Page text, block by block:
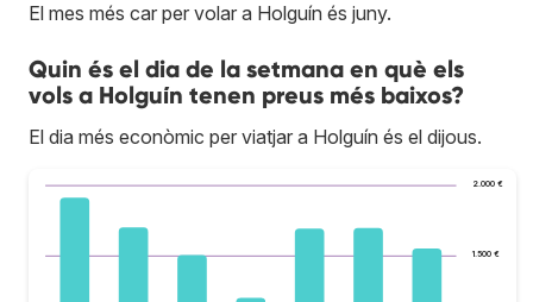
El mes més car per volar a Holguín és juny.
Quin és el dia de la setmana en què els
vols a Holguín tenen preus més baixos?
El dia més econòmic per viatjar a Holguín és el dijous.
1.500 €
2.000 €